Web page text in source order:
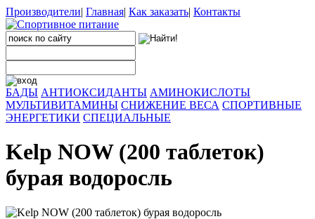
Производители| Главная| Как заказать| Контакты
БАДЫ АНТИОКСИДАНТЫ АМИНОКИСЛОТЫ
МУЛЬТИВИТАМИНЫ СНИЖЕНИЕ ВЕСА СПОРТИВНЫЕ
ЭНЕРГЕТИКИ СПЕЦИАЛЬНЫЕ
Kelp NOW (200 таблеток)
бурая водоросль